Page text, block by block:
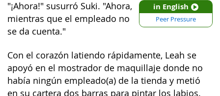
in English
Peer Pressure
"¡Ahora!" susurró Suki. "Ahora,
mientras que el empleado no
se da cuenta."
Con el corazón latiendo rápidamente, Leah se
apoyó en el mostrador de maquillaje donde no
había ningún empleado(a) de la tienda y metió
en su cartera dos barras para pintar los labios.